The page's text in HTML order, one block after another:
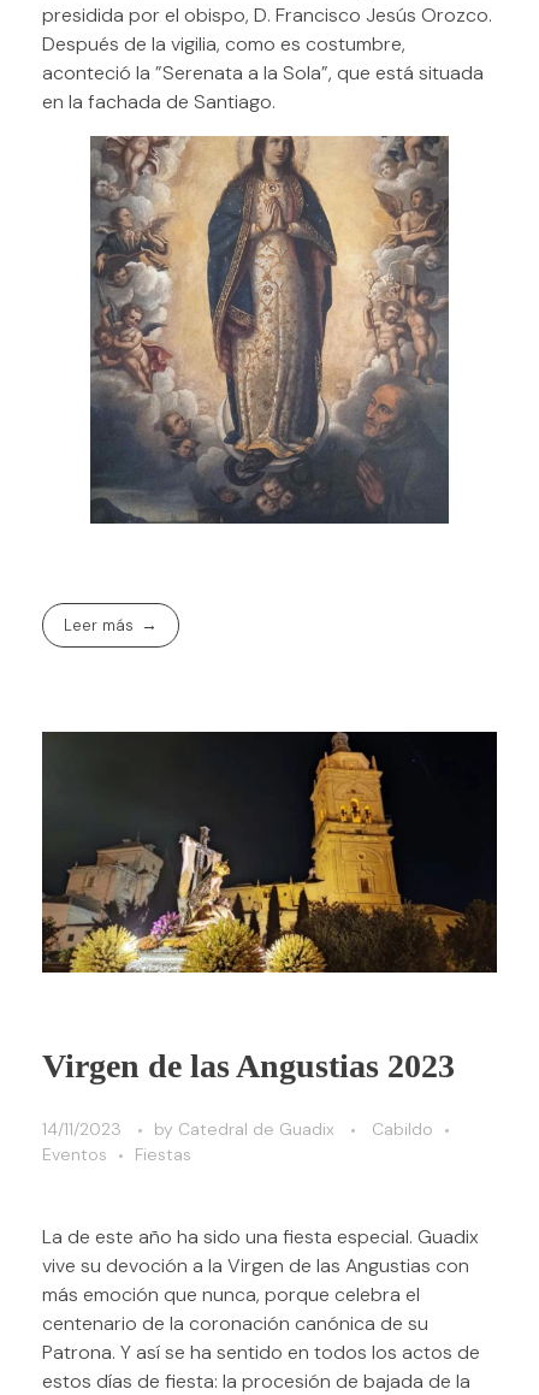
presidida por el obispo, D. Francisco Jesús Orozco.
Después de la vigilia, como es costumbre,
aconteció la ”Serenata a la Sola”, que está situada
en la fachada de Santiago.
Leer más
Virgen de las Angustias 2023
14/11/2023 by Catedral de Guadix
Cabildo
Eventos
Fiestas
La de este año ha sido una fiesta especial. Guadix
vive su devoción a la Virgen de las Angustias con
más emoción que nunca, porque celebra el
centenario de la coronación canónica de su
Patrona. Y así se ha sentido en todos los actos de
estos días de fiesta: la procesión de bajada de la